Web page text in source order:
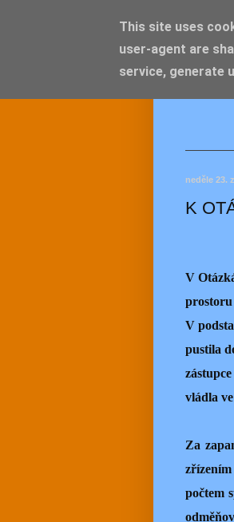
neděle 23.
K
V
V
pustila
vládla
Za
počtem
This site uses
user-agent are
service, generate